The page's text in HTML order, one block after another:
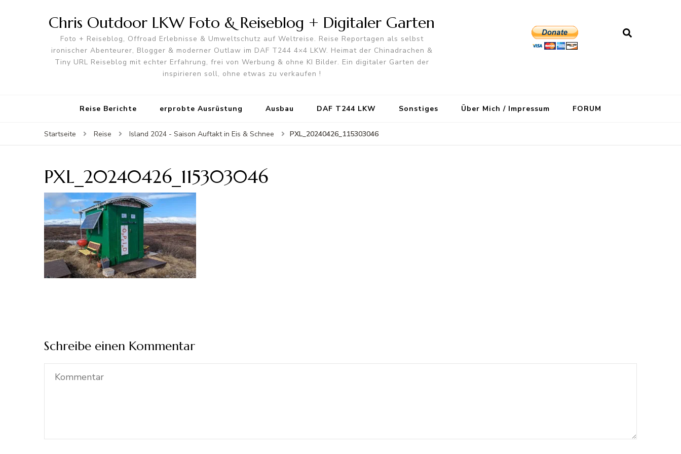
Chris Outdoor LKW Foto & Reiseblog + Digitaler Garten
Foto + Reiseblog, Offroad Erlebnisse & Umweltschutz auf Weltreise. Reise Reportagen als selbst
ironischer Abenteurer, Blogger & moderner Outlaw im DAF T244 4×4 LKW. Heimat der Chinadrachen &
Tiny URL Reiseblog mit echter Erfahrung, frei von Werbung & ohne KI Bilder. Ein digitaler Garten der
inspirieren soll, ohne etwas zu verkaufen !
Reise Berichte erprobte Ausrüstung Ausbau DAF T244 LKW Sonstiges Über Mich / Impressum FORUM
Startseite Reise Island 2024 - Saison Auftakt in Eis & Schnee PXL_20240426_115303046
PXL_20240426_115303046
Schreibe einen Kommentar